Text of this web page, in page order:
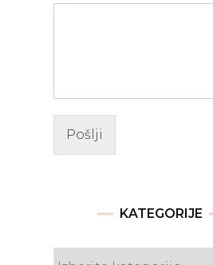
Pošlji
KATEGORIJE